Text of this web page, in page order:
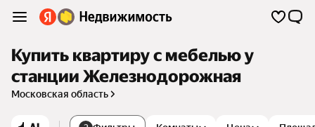
Купить квартиру с мебелью у
станции Железнодорожная
Московская область